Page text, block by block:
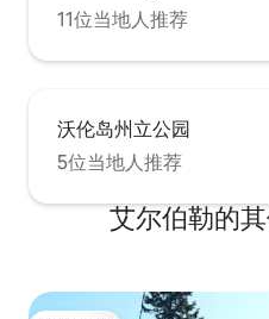
11位当地人推荐
沃伦岛州立公园
5位当地人推荐
艾尔伯勒的